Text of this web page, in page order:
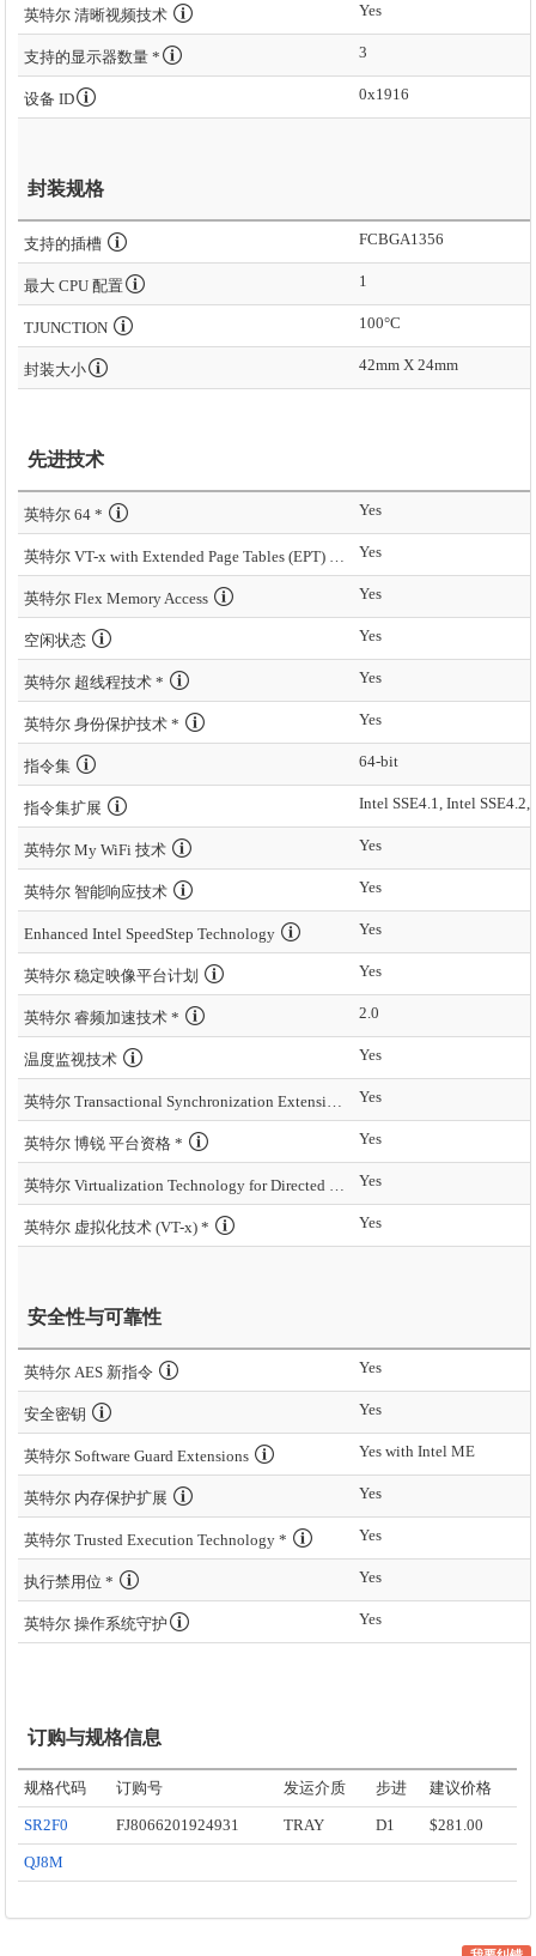
英特尔 清晰视频技术 Yes
支持的显示器数量 * 3
设备 ID 0x1916
封装规格
支持的插槽 FCBGA1356
最大 CPU 配置 1
TJUNCTION 100°C
封装大小 42mm X 24mm
先进技术
英特尔 64 * Yes
英特尔 VT-x with Extended Page Tables (EPT) * Yes
英特尔 Flex Memory Access Yes
空闲状态 Yes
英特尔 超线程技术 * Yes
英特尔 身份保护技术 * Yes
指令集 64-bit
指令集扩展 Intel SSE4.1, Intel
英特尔 My WiFi 技术 Yes
英特尔 智能响应技术 Yes
Enhanced Intel SpeedStep Technology Yes
英特尔 稳定映像平台计划 Yes
英特尔 睿频加速技术 * 2.0
温度监视技术 Yes
英特尔 Transactional Synchronization Extensions – New Instructions (英特尔 TSX-NI) Yes
英特尔 博锐 平台资格 * Yes
英特尔 Virtualization Technology for Directed I/O (VT-d) * Yes
英特尔 虚拟化技术 (VT-x) * Yes
安全性与可靠性
英特尔 AES 新指令 Yes
安全密钥 Yes
英特尔 Software Guard Extensions Yes with Intel ME
英特尔 内存保护扩展 Yes
英特尔 Trusted Execution Technology * Yes
执行禁用位 * Yes
英特尔 操作系统守护 Yes
订购与规格信息
规格代码 订购号 发运介质 步进 建议价格
SR2F0 FJ8066201924931 TRAY D1 $281.00
QJ8M